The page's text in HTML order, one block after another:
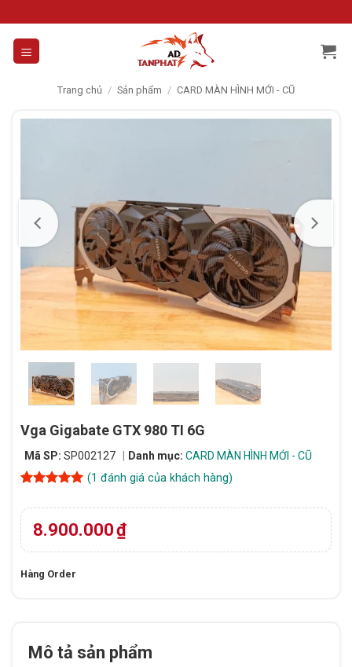
to
content
Trang chủ / Sản phẩm / CARD MÀN HÌNH MỚI - CŨ
Vga Gigabate GTX 980 TI 6G
Mã SP: SP002127 Danh mục: CARD MÀN HÌNH MỚI - CŨ
dựa trên
đánh giá
(1 đánh giá của khách hàng)
8.900.000₫
Hàng Order
Mô tả sản phẩm